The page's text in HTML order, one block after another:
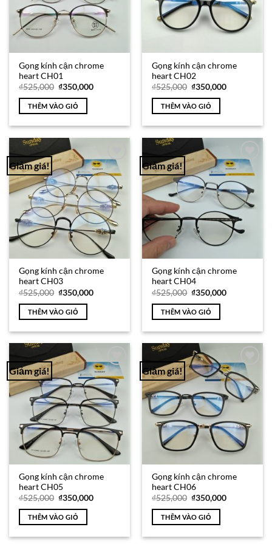
Gọng kính cận chrome
heart CH01
₫525,000 Giá
là:
₫525,000.
₫350,000Giá
THÊM VÀO GIỎ
Gọng kính cận chrome
heart CH02
₫525,000 Giá
là:
₫525,000.
₫350,000Giá
THÊM VÀO GIỎ
Giảm giá!
Add to
Wishlist
Gọng kính cận chrome
heart CH03
₫525,000 Giá
là:
₫525,000.
₫350,000Giá
THÊM VÀO GIỎ
Giảm giá!
Add to
Wishlist
Gọng kính cận chrome
heart CH04
₫525,000 Giá
là:
₫525,000.
₫350,000Giá
THÊM VÀO GIỎ
Giảm giá!
Add to
Wishlist
Gọng kính cận chrome
heart CH05
₫525,000 Giá
là:
₫525,000.
₫350,000Giá
THÊM VÀO GIỎ
Giảm giá!
Add to
Wishlist
Gọng kính cận chrome
heart CH06
₫525,000 Giá
là:
₫525,000.
₫350,000Giá
THÊM VÀO GIỎ